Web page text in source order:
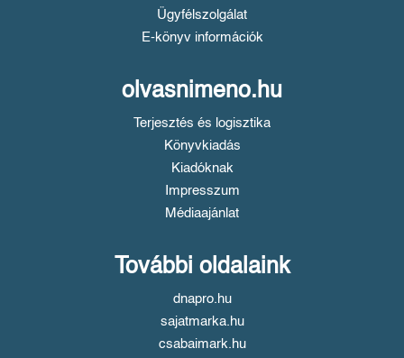
Ügyfélszolgálat
E-könyv információk
olvasnimeno.hu
Terjesztés és logisztika
Könyvkiadás
Kiadóknak
Impresszum
Médiaajánlat
További oldalaink
dnapro.hu
sajatmarka.hu
csabaimark.hu